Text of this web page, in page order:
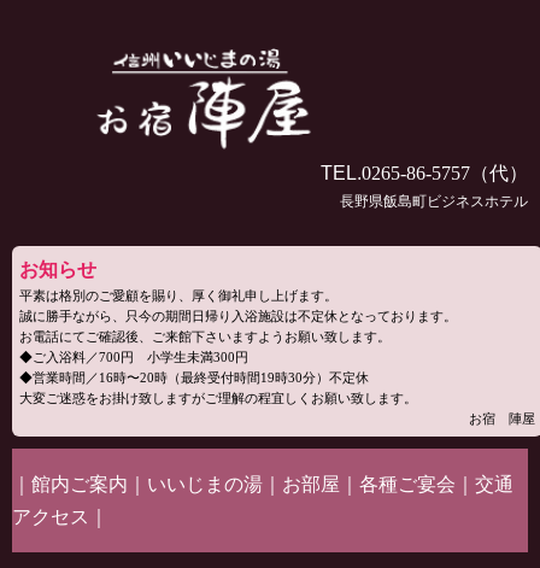
TEL.0265-86-5757 （代）
長野県飯島町ビジネスホテル
お知らせ
平素は格別のご愛顧を賜り、厚く御礼申し上げます。
誠に勝手ながら、只今の期間日帰り入浴施設は不定休となっております。
お電話にてご確認後、ご来館下さいますようお願い致します。
◆ご入浴料／700円 小学生未満300円
◆営業時間／16時〜20時（最終受付時間19時30分）不定休
大変ご迷惑をお掛け致しますがご理解の程宜しくお願い致します。
お宿 陣屋
館内ご案内 いいじまの湯 お部屋 各種ご宴会
交通
アクセス